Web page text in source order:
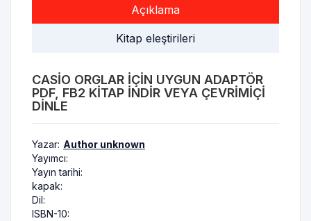
Açıklama
Kitap eleştirileri
CASIO ORGLAR İÇIN UYGUN ADAPTÖR
PDF, FB2 KITAP INDIR VEYA ÇEVRIMIÇI
DINLE
Yazar: Author unknown
Yayımcı:
Yayın tarihi:
kapak:
Dil:
ISBN-10: